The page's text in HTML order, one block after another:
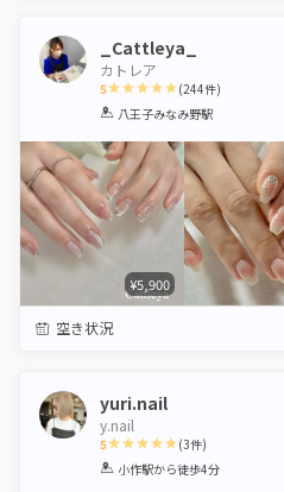
_Cattleya_
カトレア
5
1 2 3 4 5
(244件)
八王子みなみ野駅
¥5,900
空き状況
yuri.nail
y.nail
5
1 2 3 4 5
(3件)
小作駅から徒歩4分